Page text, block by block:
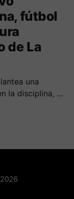
fútbol
de La
una
la disciplina, el
en el